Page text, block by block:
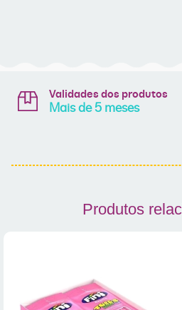
Validades dos produtos
Mais de 5 meses
Produtos